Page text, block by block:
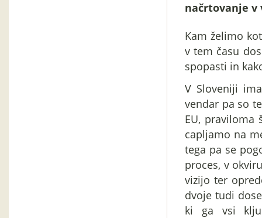
načrtovanje v
Kam želimo
v tem času
spopasti in
V Sloveniji
vendar pa so
EU, praviloma
capljamo na
tega pa se
proces, v
vizijo ter
dvoje tudi
ki ga vsi